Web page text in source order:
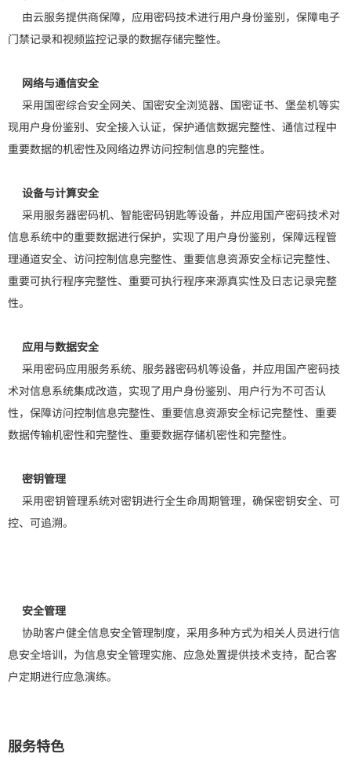
由云服务提供商保障，应用密码技术进行用户身份鉴别，保障电子
门禁记录和视频监控记录的数据存储完整性。
网络与通信安全
采用国密综合安全网关、国密安全浏览器、国密证书、堡垒机等实
现用户身份鉴别、安全接入认证，保护通信数据完整性、通信过程中
重要数据的机密性及网络边界访问控制信息的完整性。
设备与计算安全
采用服务器密码机、智能密码钥匙等设备，并应用国产密码技术对
信息系统中的重要数据进行保护，实现了用户身份鉴别，保障远程管
理通道安全、访问控制信息完整性、重要信息资源安全标记完整性、
重要可执行程序完整性、重要可执行程序来源真实性及日志记录完整
性。
应用与数据安全
采用密码应用服务系统、服务器密码机等设备，并应用国产密码技
术对信息系统集成改造，实现了用户身份鉴别、用户行为不可否认
性，保障访问控制信息完整性、重要信息资源安全标记完整性、重要
数据传输机密性和完整性、重要数据存储机密性和完整性。
密钥管理
采用密钥管理系统对密钥进行全生命周期管理，确保密钥安全、可
控、可追溯。
安全管理
协助客户健全信息安全管理制度，采用多种方式为相关人员进行信
息安全培训，为信息安全管理实施、应急处置提供技术支持，配合客
户定期进行应急演练。
服务特色